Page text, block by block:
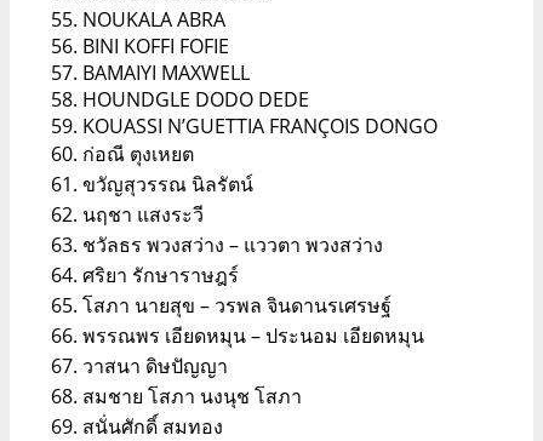
NOUKALA ABRA
BINI KOFFI FOFIE
BAMAIYI MAXWELL
HOUNDGLE DODO DEDE
KOUASSI N’GUETTIA FRANÇOIS DONGO
ก่อณี ตุงเหยต
ขวัญสุวรรณ นิลรัตน์
นฤชา แสงระวี
ชวัลธร พวงสว่าง – แววตา พวงสว่าง
ศริยา รักษาราษฎร์
โสภา นายสุข – วรพล จินดานรเศรษฐ์
พรรณพร เอียดหมุน – ประนอม เอียดหมุน
วาสนา ดิษปัญญา
สมชาย โสภา นงนุช โสภา
สนั่นศักดิ์ สมทอง